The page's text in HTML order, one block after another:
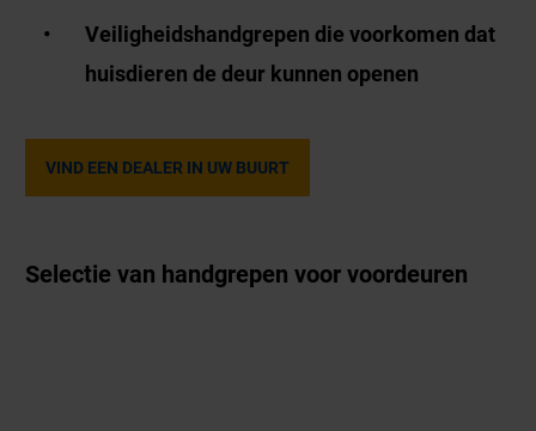
Veiligheidshandgrepen die voorkomen dat
huisdieren de deur kunnen openen
VIND EEN DEALER IN UW BUURT
Selectie van handgrepen voor voordeuren